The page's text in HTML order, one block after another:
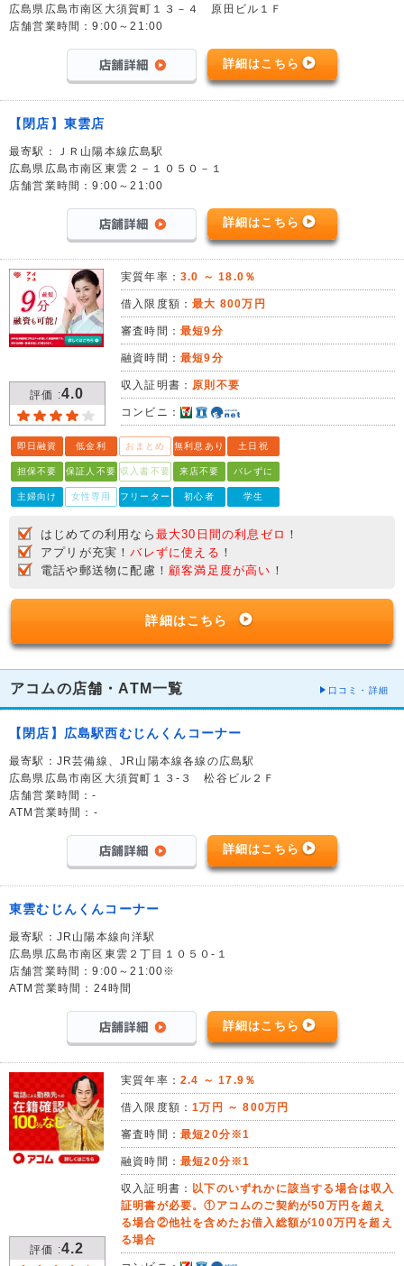
広島県広島市南区大須賀町１３－４ 原田ビル１Ｆ
店舗営業時間：9:00～21:00
詳細はこちら
【閉店】東雲店
最寄駅：ＪＲ山陽本線広島駅
広島県広島市南区東雲２－１０５０－１
店舗営業時間：9:00～21:00
詳細はこちら
評価 :4.0
実質年率： 3.0 ～ 18.0％
借入限度額：最大 800万円
審査時間： 最短9分
融資時間： 最短9分
収入証明書： 原則不要
コンビニ：
即日融資 低金利 おまとめ 無利息あり 土日祝
担保不要 保証人不要 収入書不要 来店不要 バレずに
主婦向け 女性専用 フリーター 初心者 学生
はじめての利用なら 最大30日間の利息ゼロ ！
アプリが充実！バレずに使える ！
電話や郵送物に配慮！ 顧客満足度が高い ！
詳細はこちら
アコムの店舗・ATM一覧 口コミ・詳細
【閉店】広島駅西むじんくんコーナー
最寄駅：JR芸備線、JR山陽本線各線の広島駅
広島県広島市南区大須賀町１３-３ 松谷ビル２Ｆ
店舗営業時間：-
ATM営業時間：-
詳細はこちら
東雲むじんくんコーナー
最寄駅：JR山陽本線向洋駅
広島県広島市南区東雲２丁目１０５０-１
店舗営業時間：9:00～21:00※
ATM営業時間：24時間
詳細はこちら
評価 :4.2
実質年率： 2.4 ～ 17.9％
借入限度額：1万円 ～ 800万円
審査時間： 最短20分※1
融資時間： 最短20分※1
収入証明書： 以下のいずれかに該当する場合は収入
証明書が必要。①アコムのご契約が50万円を超え
る場合②他社を含めたお借入総額が100万円を超え
る場合